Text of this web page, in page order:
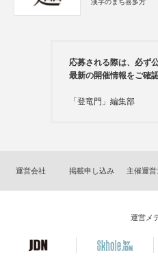
漢字のまち喜多方
応募される際は、必ず
最新の開催情報をご確
「登竜門」編集部
運営会社 掲載申し込み 主催運営
運営メ